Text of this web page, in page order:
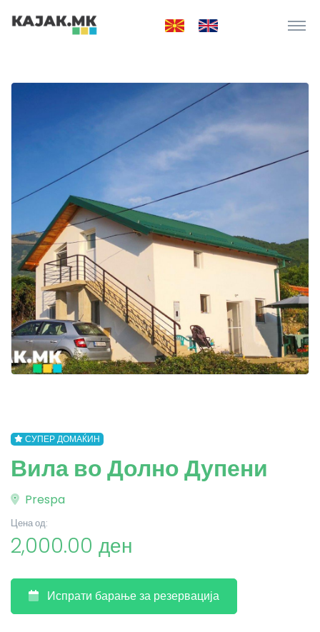
СУПЕР ДОМАЌИН
Вила во Долно Дупени
Prespa
Цена од:
2,000.00 ден
Испрати барање за резервација